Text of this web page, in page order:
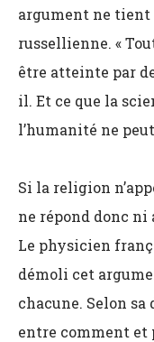
argument ne tient
russellienne. «
être atteinte par
il. Et ce que la
l’humanité ne
Si la religion
ne répond donc
Le physicien
démoli cet
chacune. Selon
entre comment et